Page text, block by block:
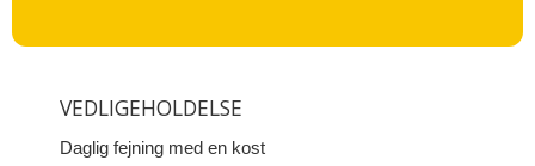
VEDLIGEHOLDELSE
Daglig fejning med en kost